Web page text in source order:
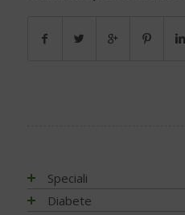
Speciali
Antiossidanti e radicali liberi
Diabete